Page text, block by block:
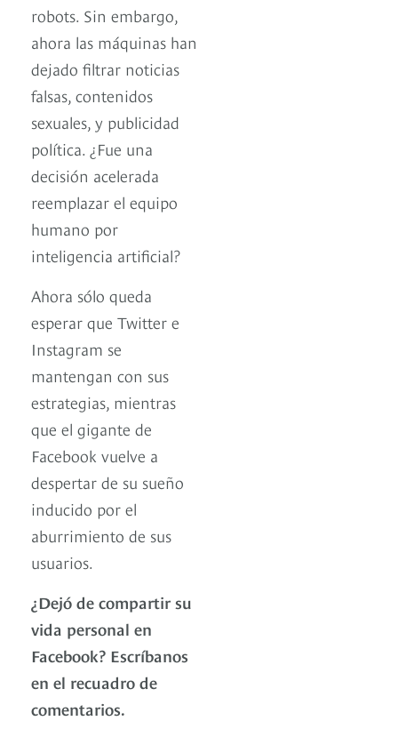
robots. Sin embargo,
ahora las máquinas han
dejado filtrar noticias
falsas, contenidos
sexuales, y publicidad
política. ¿Fue una
decisión acelerada
reemplazar el equipo
humano por
inteligencia artificial?
Ahora sólo queda
esperar que Twitter e
Instagram se
mantengan con sus
estrategias, mientras
que el gigante de
Facebook vuelve a
despertar de su sueño
inducido por el
aburrimiento de sus
usuarios.
¿Dejó de compartir su
vida personal en
Facebook? Escríbanos
en el recuadro de
comentarios.